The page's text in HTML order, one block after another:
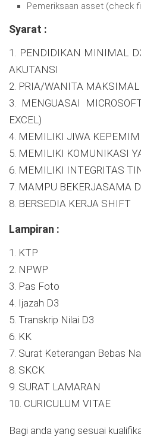
Pemeriksaan asset (check
Syarat :
1. PENDIDIKAN MINIMAL
AKUTANSI
2. PRIA/WANITA MAKSIMAL
3. MENGUASAI
EXCEL)
4. MEMILIKI JIWA
5. MEMILIKI KOMUNIKASI
6. MEMILIKI INTEGRITAS
7. MAMPU BEKERJASAMA
8. BERSEDIA KERJA SHIFT
Lampiran :
1. KTP
2. NPWP
3. Pas Foto
4. Ijazah D3
5. Transkrip Nilai D3
6. KK
7. Surat Keterangan Bebas
8. SKCK
9. SURAT LAMARAN
10. CURICULUM VITAE
Bagi anda yang sesuai